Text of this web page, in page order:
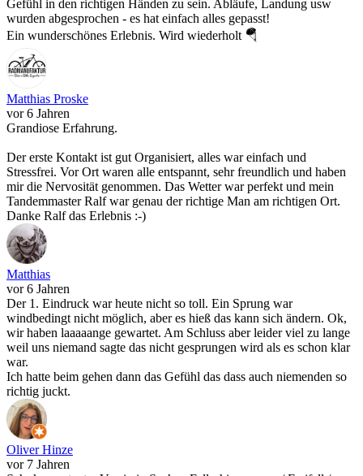
Gefühl in den richtigen Händen zu sein. Abläufe, Landung usw
wurden abgesprochen - es hat einfach alles gepasst!
Ein wunderschönes Erlebnis. Wird wiederholt 🪂
Matthias Proske
vor 6 Jahren
Grandiose Erfahrung.
Der erste Kontakt ist gut Organisiert, alles war einfach und
Stressfrei. Vor Ort waren alle entspannt, sehr freundlich und haben
mir die Nervosität genommen. Das Wetter war perfekt und mein
Tandemmaster Ralf war genau der richtige Man am richtigen Ort.
Danke Ralf das Erlebnis :-)
Matthias
vor 6 Jahren
Der 1. Eindruck war heute nicht so toll. Ein Sprung war
windbedingt nicht möglich, aber es hieß das kann sich ändern. Ok,
wir haben laaaaange gewartet. Am Schluss aber leider viel zu lange
weil uns niemand sagte das nicht gesprungen wird als es schon klar
war.
Ich hatte beim gehen dann das Gefühl das dass auch niemenden so
richtig juckt.
Oliver Hinze
vor 7 Jahren